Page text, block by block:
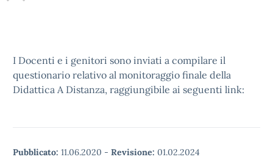
I Docenti e i genitori sono inviati a compilare il
questionario relativo al monitoraggio finale della
Didattica A Distanza, raggiungibile ai seguenti link:
Pubblicato: 11.06.2020 - Revisione: 01.02.2024